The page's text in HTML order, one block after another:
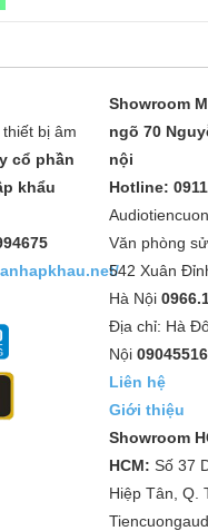
bị âm
cổ phần
khẩu
Showroom
ngõ 70
nội
Hotline:
Văn phòng
542 Xuân
Hà Nội
Địa chỉ: Hà
Nội
Liên hệ
Giới thiệu
Showroom
HCM: Số 37
Hiệp Tân, Q.